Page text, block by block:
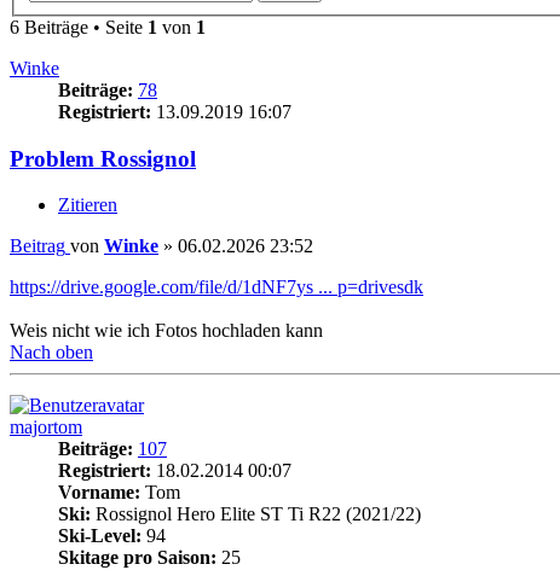
6 Beiträge • Seite 1 von 1
Winke
Beiträge: 78
Registriert: 13.09.2019 16:07
Problem Rossignol
Zitieren
Beitrag von Winke » 06.02.2026 23:52
https://drive.google.com/file/d/1dNF7ys ... p=drivesdk
Weis nicht wie ich Fotos hochladen kann
Nach oben
majortom
Beiträge: 107
Registriert: 18.02.2014 00:07
Vorname: Tom
Ski: Rossignol Hero Elite ST Ti R22 (2021/22)
Ski-Level: 94
Skitage pro Saison: 25